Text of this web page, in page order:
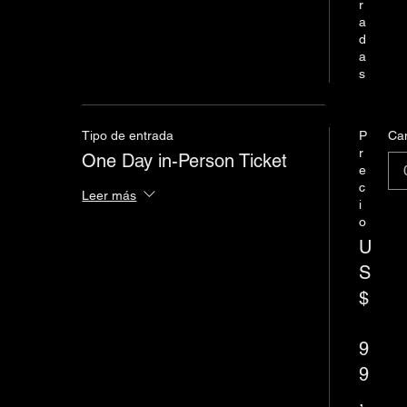
r
a
d
a
s
Tipo de entrada
One Day in-Person Ticket
Leer más
P
r
e
c
i
o
U
S
$
9
9
,